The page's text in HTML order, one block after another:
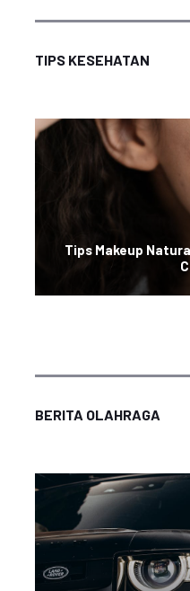
TIPS KESEHATAN
Tips Makeup
BERITA OLAHRAGA